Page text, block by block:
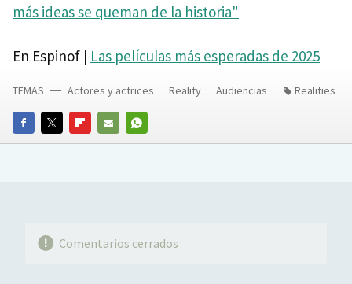
más ideas se queman de la historia"
En Espinof | Las películas más esperadas de 2025
FACEBOOKTWITTERFLIPBOARD
E-
WHATSAPP
TEMAS Actores y actrices Reality Audiencias Realities
Comentarios cerrados